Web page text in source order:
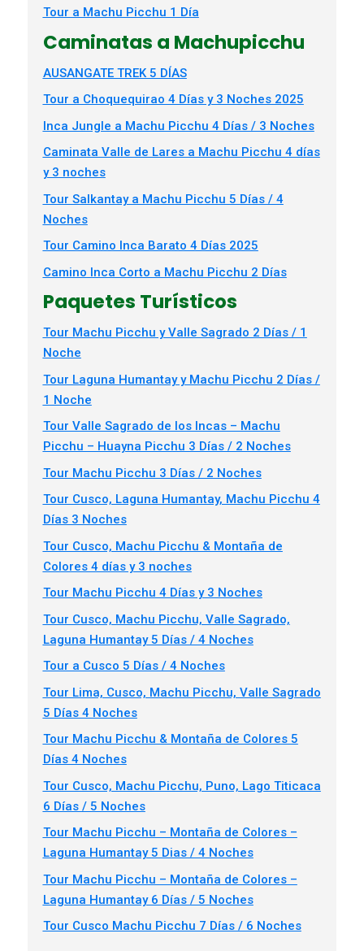
Tour a Machu Picchu 1 Día
Caminatas a Machupicchu
AUSANGATE TREK 5 DÍAS
Tour a Choquequirao 4 Días y 3 Noches 2025
Inca Jungle a Machu Picchu 4 Días / 3 Noches
Caminata Valle de Lares a Machu Picchu 4 días
y 3 noches
Tour Salkantay a Machu Picchu 5 Días / 4
Noches
Tour Camino Inca Barato 4 Días 2025
Camino Inca Corto a Machu Picchu 2 Días
Paquetes Turísticos
Tour Machu Picchu y Valle Sagrado 2 Días / 1
Noche
Tour Laguna Humantay y Machu Picchu 2 Días /
1 Noche
Tour Valle Sagrado de los Incas – Machu
Picchu – Huayna Picchu 3 Días / 2 Noches
Tour Machu Picchu 3 Días / 2 Noches
Tour Cusco, Laguna Humantay, Machu Picchu 4
Días 3 Noches
Tour Cusco, Machu Picchu & Montaña de
Colores 4 días y 3 noches
Tour Machu Picchu 4 Días y 3 Noches
Tour Cusco, Machu Picchu, Valle Sagrado,
Laguna Humantay 5 Días / 4 Noches
Tour a Cusco 5 Días / 4 Noches
Tour Lima, Cusco, Machu Picchu, Valle Sagrado
5 Días 4 Noches
Tour Machu Picchu & Montaña de Colores 5
Días 4 Noches
Tour Cusco, Machu Picchu, Puno, Lago Titicaca
6 Días / 5 Noches
Tour Machu Picchu – Montaña de Colores –
Laguna Humantay 5 Dias / 4 Noches
Tour Machu Picchu – Montaña de Colores –
Laguna Humantay 6 Días / 5 Noches
Tour Cusco Machu Picchu 7 Días / 6 Noches